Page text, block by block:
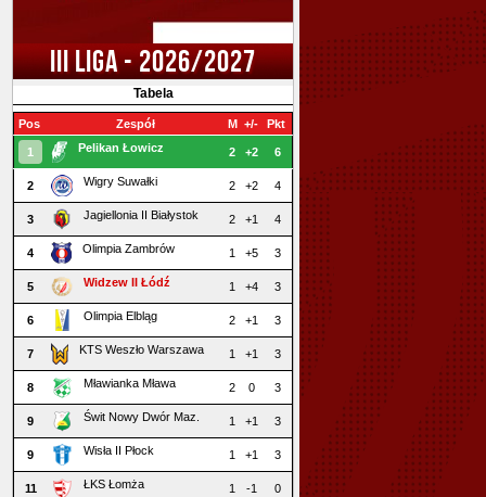
III LIGA - 2026/2027
Tabela
Pos Zespół M +/- Pkt
1 Pelikan Łowicz 2 +2 6
2 Wigry Suwałki 2 +2 4
3 Jagiellonia II Białystok 2 +1 4
4 Olimpia Zambrów 1 +5 3
5 Widzew II Łódź 1 +4 3
6 Olimpia Elbląg 2 +1 3
7 KTS Weszło Warszawa 1 +1 3
8 Mławianka Mława 2 0 3
9 Świt Nowy Dwór Maz. 1 +1 3
9 Wisła II Płock 1 +1 3
11 ŁKS Łomża 1 -1 0